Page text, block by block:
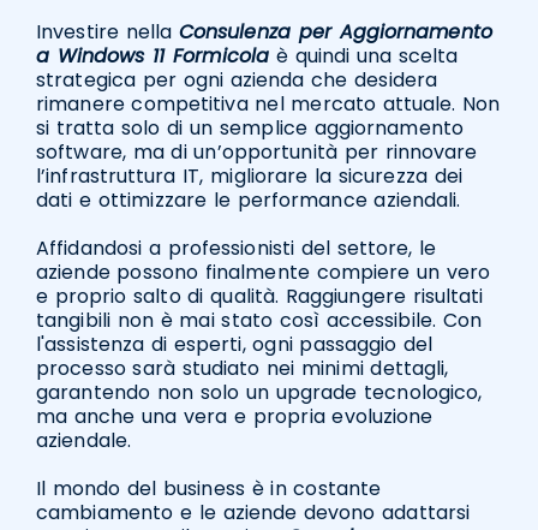
Investire nella Consulenza per Aggiornamento
a Windows 11 Formicola è quindi una scelta
strategica per ogni azienda che desidera
rimanere competitiva nel mercato attuale. Non
si tratta solo di un semplice aggiornamento
software, ma di un’opportunità per rinnovare
l’infrastruttura IT, migliorare la sicurezza dei
dati e ottimizzare le performance aziendali.
Affidandosi a professionisti del settore, le
aziende possono finalmente compiere un vero
e proprio salto di qualità. Raggiungere risultati
tangibili non è mai stato così accessibile. Con
l'assistenza di esperti, ogni passaggio del
processo sarà studiato nei minimi dettagli,
garantendo non solo un upgrade tecnologico,
ma anche una vera e propria evoluzione
aziendale.
Il mondo del business è in costante
cambiamento e le aziende devono adattarsi